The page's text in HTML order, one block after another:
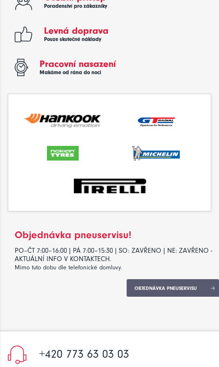
Poradenství pro zákazníky
Levná doprava
Pouze skutečné náklady
Pracovní nasazení
Makáme od rána do noci
Objednávka pneuservisu!
PO–ČT 7:00–16:00 | PÁ 7:00–15:30 | SO: ZAVŘENO | NE: ZAVŘENO -
AKTUÁLNÍ INFO V KONTAKTECH.
Mimo tuto dobu dle telefonické domluvy.
OBJEDNÁVKA PNEUSERVISU
+420 773 63 03 03